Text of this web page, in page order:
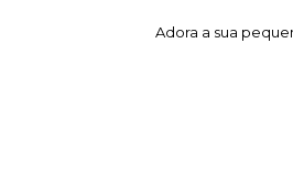
Adora a sua